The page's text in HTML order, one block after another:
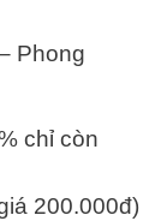
Phong
chỉ còn
200.000đ)